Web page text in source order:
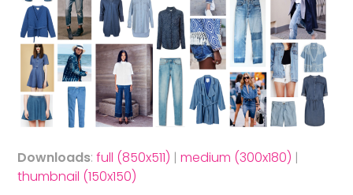
Downloads:full (850x511) |medium (300x180) |
thumbnail (150x150)